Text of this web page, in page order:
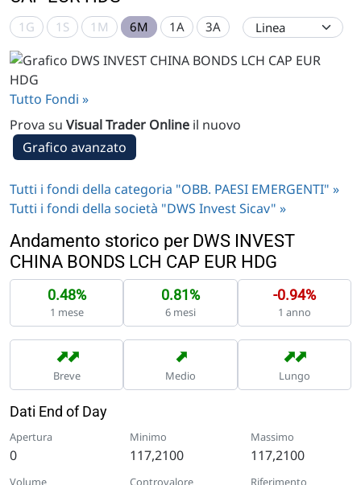
1G 1S 1M 6M 1A 3A
Tutto Fondi »
Prova su Visual Trader Online il nuovo
Grafico avanzato
Tutti i fondi della categoria "OBB. PAESI EMERGENTI" »
Tutti i fondi della società "DWS Invest Sicav" »
Andamento storico per DWS INVEST
CHINA BONDS LCH CAP EUR HDG
0.48%
1 mese
0.81%
6 mesi
-0.94%
1 anno
➡
➡
Breve
➡
Medio
➡
➡
Lungo
Dati End of Day
Apertura
0
Minimo
117,2100
Massimo
117,2100
Volume Controvalore Riferimento